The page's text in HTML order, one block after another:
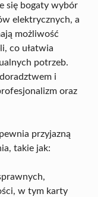
się bogaty wybór
elektrycznych, a
możliwość
co ułatwia
potrzeb.
i
oraz
przyjazną
takie jak:
w tym karty